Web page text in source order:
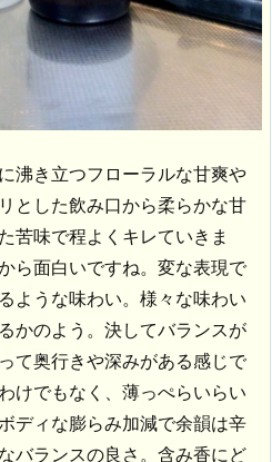
沸き立つフローラルな甘爽や
とした飲み口から柔らかな甘
苦味で程よくキレていきま
ら面白いですね。変な表現で
ような味わい。様々な味わい
かのよう。決してバランスが
て奥行きや深みがある感じで
けでもなく、薄っぺらいらい
ディな膨らみ加減で余韻は辛
バランスの良さ。含み香にど